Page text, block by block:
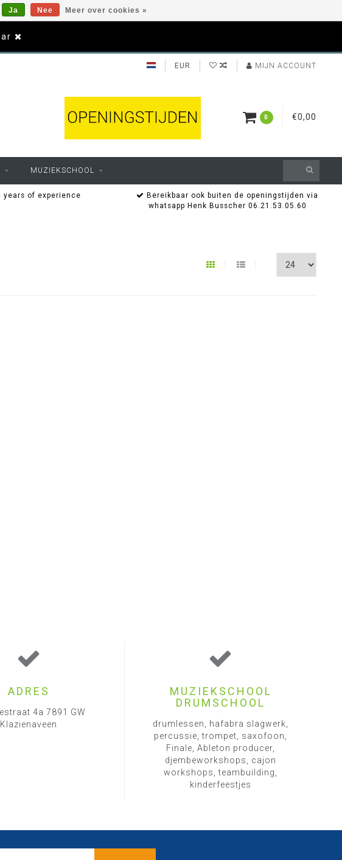
EUR MIJN ACCOUNT
0 €0,00
MUZIEKSCHOOL
years of experience
Bereikbaar ook buiten de openingstijden via
whatsapp Henk Busscher 06.21.53.05.60
Ja Nee Meer over cookies »
ADRES
4a 7891 GW
Klazienaveen
MUZIEKSCHOOL
DRUMSCHOOL
drumlessen, hafabra slagwerk,
percussie, trompet, saxofoon,
Finale, Ableton producer,
djembeworkshops, cajon
workshops, teambuilding,
kinderfeestjes